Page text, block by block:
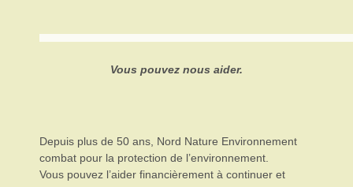
Vous pouvez nous aider.
Depuis plus de 50 ans, Nord Nature Environnement
combat pour la protection de l’environnement.
Vous pouvez l’aider financièrement à continuer et